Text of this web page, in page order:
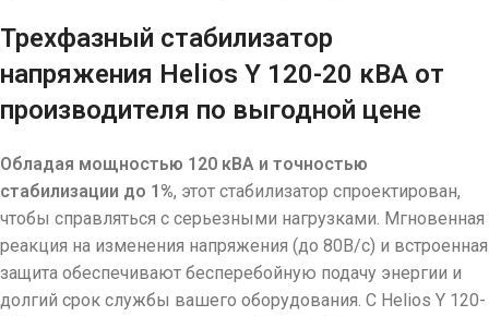
Трехфазный стабилизатор
напряжения Helios Y 120-20 кВА от
производителя по выгодной цене
Обладая мощностью 120 кВА и точностью
стабилизации до 1%, этот стабилизатор спроектирован,
чтобы справляться с серьезными нагрузками. Мгновенная
реакция на изменения напряжения (до 80В/с) и встроенная
защита обеспечивают бесперебойную подачу энергии и
долгий срок службы вашего оборудования. С Helios Y 120-